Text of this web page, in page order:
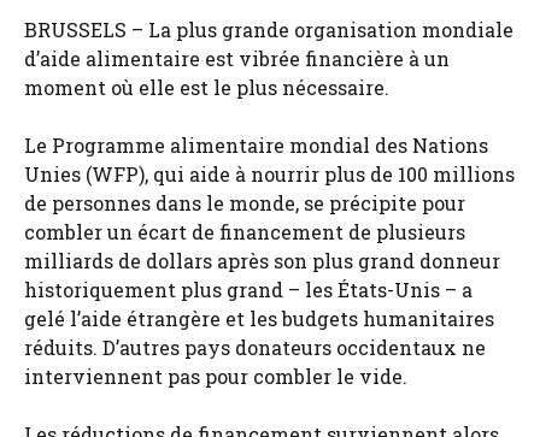
BRUSSELS – La plus grande organisation mondiale
d’aide alimentaire est vibrée financière à un
moment où elle est le plus nécessaire.
Le Programme alimentaire mondial des Nations
Unies (WFP), qui aide à nourrir plus de 100 millions
de personnes dans le monde, se précipite pour
combler un écart de financement de plusieurs
milliards de dollars après son plus grand donneur
historiquement plus grand – les États-Unis – a
gelé l’aide étrangère et les budgets humanitaires
réduits. D’autres pays donateurs occidentaux ne
interviennent pas pour combler le vide.